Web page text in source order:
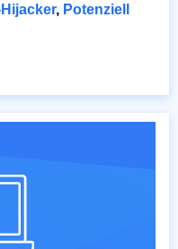
, Potenziell